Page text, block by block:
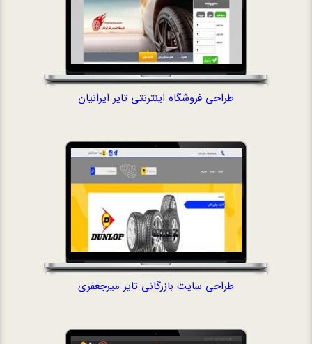
طراحی فروشگاه اینترنتی تایر ایرانیان
طراحی سایت بازرگانی تایر میرجعفری